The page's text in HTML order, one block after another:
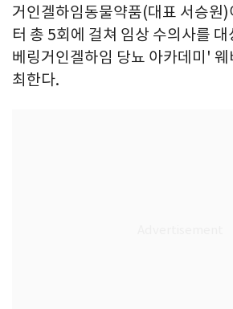
거인겔하임동물약품(대표 서승원
터 총 5회에 걸쳐 임상 수의사를
베링거인겔하임 당뇨 아카데미' 웨
최한다.